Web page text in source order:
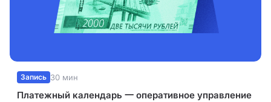
Запись 30 мин
Платежный календарь 一 оперативное управление